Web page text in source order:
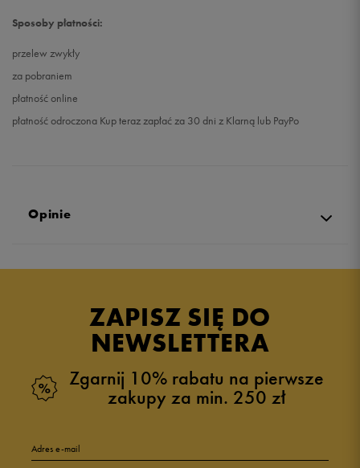
Sposoby płatności:
przelew zwykły
za pobraniem
płatność online
płatność odroczona Kup teraz zapłać za 30 dni z Klarną lub PayPo
Opinie
ZAPISZ SIĘ DO
NEWSLETTERA
Zgarnij 10% rabatu na pierwsze
zakupy za min. 250 zł
Adres e-mail